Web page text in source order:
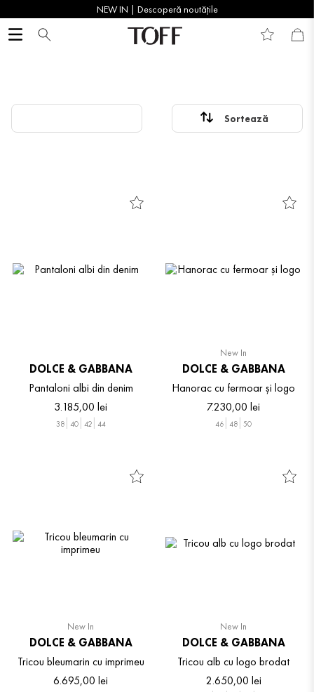
NEW IN | Descoperă noutățile
DOLCE & GABBANA
Pantaloni albi din denim
3.185,00 lei
38 40 42 44
New In
DOLCE & GABBANA
Hanorac cu fermoar și logo
7.230,00 lei
46 48 50
New In
DOLCE & GABBANA
Tricou bleumarin cu imprimeu
6.695,00 lei
New In
DOLCE & GABBANA
Tricou alb cu logo brodat
2.650,00 lei